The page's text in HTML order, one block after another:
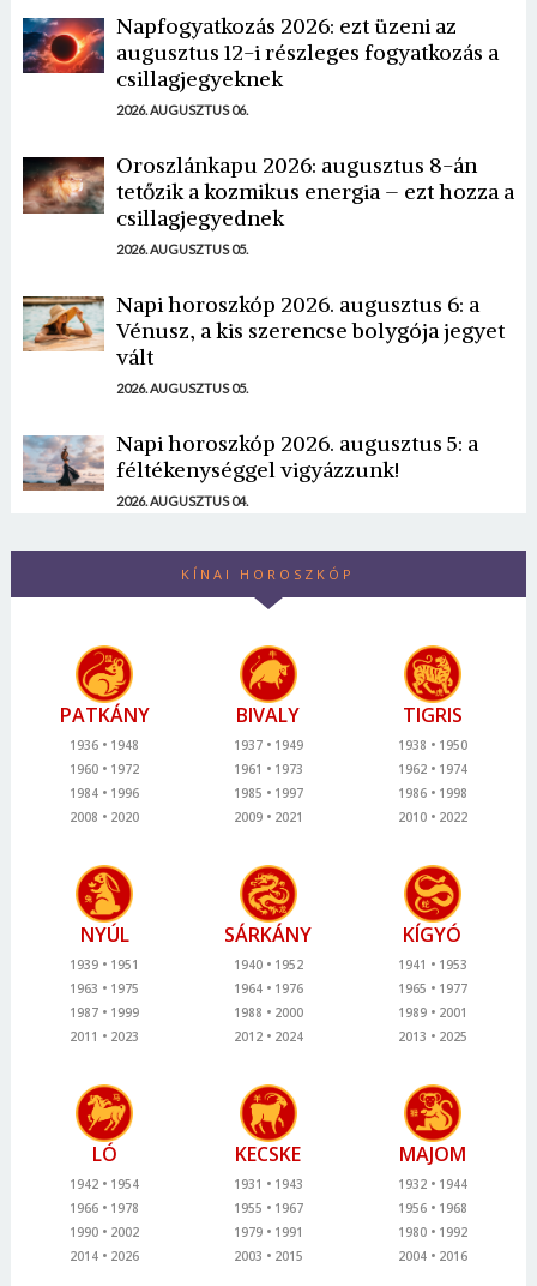
Napfogyatkozás 2026: ezt üzeni az
augusztus 12-i részleges fogyatkozás a
csillagjegyeknek
2026. AUGUSZTUS 06.
Oroszlánkapu 2026: augusztus 8-án
tetőzik a kozmikus energia – ezt hozza a
csillagjegyednek
2026. AUGUSZTUS 05.
Napi horoszkóp 2026. augusztus 6: a
Vénusz, a kis szerencse bolygója jegyet
vált
2026. AUGUSZTUS 05.
Napi horoszkóp 2026. augusztus 5: a
féltékenységgel vigyázzunk!
2026. AUGUSZTUS 04.
KÍNAI HOROSZKÓP
PATKÁNY
1936
1948
1960
1972
1984
1996
2008
2020
BIVALY
1937
1949
1961
1973
1985
1997
2009
2021
TIGRIS
1938
1950
1962
1974
1986
1998
2010
2022
NYÚL
1939
1951
1963
1975
1987
1999
2011
2023
SÁRKÁNY
1940
1952
1964
1976
1988
2000
2012
2024
KÍGYÓ
1941
1953
1965
1977
1989
2001
2013
2025
LÓ
1942
1954
1966
1978
1990
2002
2014
2026
KECSKE
1931
1943
1955
1967
1979
1991
2003
2015
MAJOM
1932
1944
1956
1968
1980
1992
2004
2016